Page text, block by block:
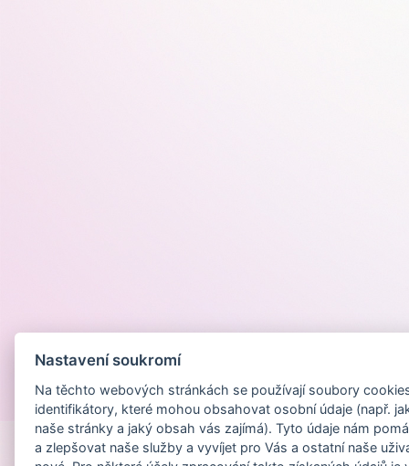
Provozováno
Nastavení soukromí
Na těchto webových stránkách se používají soubory
identifikátory, které mohou obsahovat osobní údaje (např.
naše stránky a jaký obsah vás zajímá). Tyto údaje nám
a zlepšovat naše služby a vyvíjet pro Vás a ostatní naše